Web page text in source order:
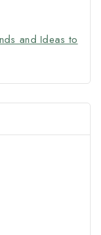
and Ideas to